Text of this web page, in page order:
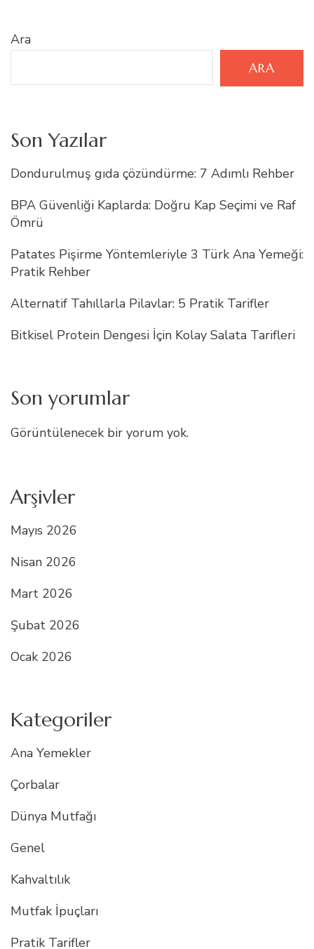
Ara
ARA
Son Yazılar
Dondurulmuş gıda çözündürme: 7 Adımlı Rehber
BPA Güvenliği Kaplarda: Doğru Kap Seçimi ve Raf
Ömrü
Patates Pişirme Yöntemleriyle 3 Türk Ana Yemeği:
Pratik Rehber
Alternatif Tahıllarla Pilavlar: 5 Pratik Tarifler
Bitkisel Protein Dengesi İçin Kolay Salata Tarifleri
Son yorumlar
Görüntülenecek bir yorum yok.
Arşivler
Mayıs 2026
Nisan 2026
Mart 2026
Şubat 2026
Ocak 2026
Kategoriler
Ana Yemekler
Çorbalar
Dünya Mutfağı
Genel
Kahvaltılık
Mutfak İpuçları
Pratik Tarifler